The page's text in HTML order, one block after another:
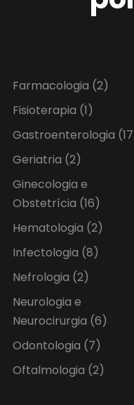
Farmacologia (2)
Fisioterapia (1)
Gastroenterologia
Geriatria (2)
Ginecologia e
Obstetrícia (16)
Hematologia (2)
Infectologia (8)
Nefrologia (2)
Neurologia e
Neurocirurgia (6)
Odontologia (7)
Oftalmologia (2)